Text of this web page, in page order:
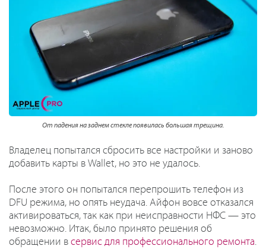
От падения на заднем стекле появилась большая трещина.
Владелец попытался сбросить все настройки и заново
добавить карты в Wallet, но это не удалось.
После этого он попытался перепрошить телефон из
DFU режима, но опять неудача. Айфон вовсе отказался
активироваться, так как при неисправности НФС — это
невозможно. Итак, было принято решения об
обращении в сервис для профессионального ремонта.